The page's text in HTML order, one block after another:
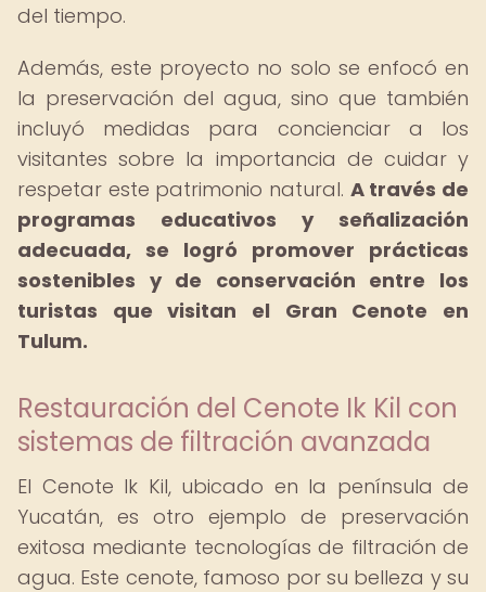
del tiempo.
Además, este proyecto no solo se enfocó en
la preservación del agua, sino que también
incluyó medidas para concienciar a los
visitantes sobre la importancia de cuidar y
respetar este patrimonio natural. A través de
programas educativos y señalización
adecuada, se logró promover prácticas
sostenibles y de conservación entre los
turistas que visitan el Gran Cenote en
Tulum.
Restauración del Cenote Ik Kil con
sistemas de filtración avanzada
El Cenote Ik Kil, ubicado en la península de
Yucatán, es otro ejemplo de preservación
exitosa mediante tecnologías de filtración de
agua. Este cenote, famoso por su belleza y su